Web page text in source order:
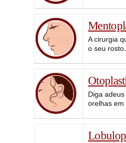
A cirurgia
o seu rosto.
Diga
orelhas em